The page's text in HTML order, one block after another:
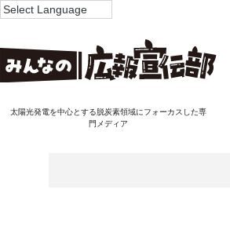
太陽光発電を中心とする脱炭素領域にフォーカスした専
門メディア